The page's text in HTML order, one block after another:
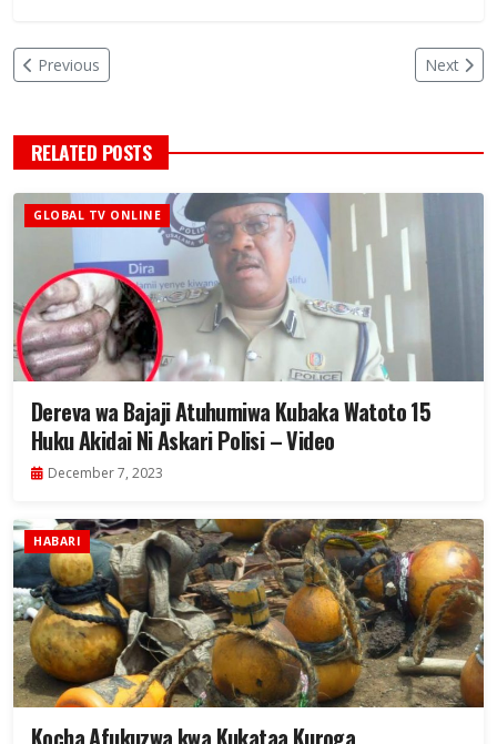
Previous Next
RELATED POSTS
GLOBAL TV ONLINE
Dereva wa Bajaji Atuhumiwa Kubaka Watoto 15
Huku Akidai Ni Askari Polisi – Video
December 7, 2023
HABARI